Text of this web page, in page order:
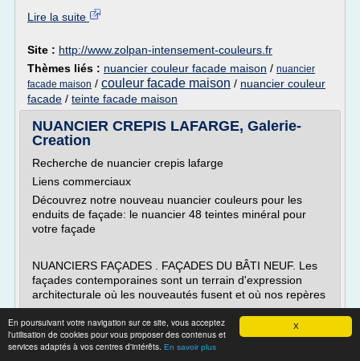
X
En poursuivant votre navigation sur ce site, vous acceptez
l'utilisation de cookies pour vous proposer des contenus et
services adaptés à vos centres d'intérêts. En savoir plus
Lire la suite
Site : http://www.zolpan-intensement-couleurs.fr
Thèmes liés : nuancier couleur facade maison / nuancier
facade maison / couleur facade maison / nuancier couleur
facade / teinte facade maison
NUANCIER CREPIS LAFARGE, Galerie-
Creation
Recherche de nuancier crepis lafarge
Liens commerciaux
Découvrez notre nouveau nuancier couleurs pour les
enduits de façade: le nuancier 48 teintes minéral pour
votre façade
NUANCIERS FAÇADES . FAÇADES DU BÂTI NEUF. Les
façades contemporaines sont un terrain d'expression
architecturale où les nouveautés fusent et où nos repères
...
Vrac Sacs 35kg Big Bag Sable 1500 Kg 26 Sacs 1 Big Bag